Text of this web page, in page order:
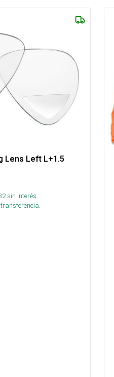
Lens Left L+1.5
sin interés